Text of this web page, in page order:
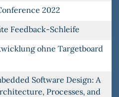
2022
Feedback-Schleife
ohne Targetboard
Software Design: A
Processes, and